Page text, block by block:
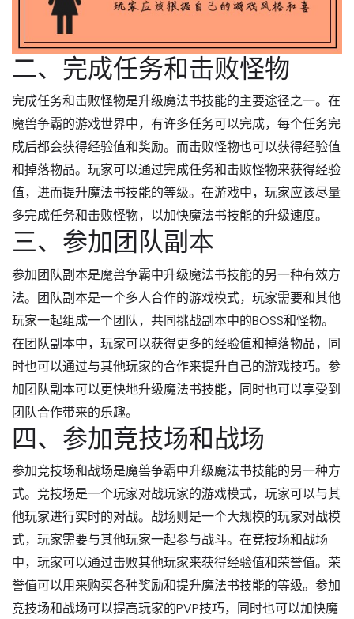
二、完成任务和击败怪物
完成任务和击败怪物是升级魔法书技能的主要途径之一。在
魔兽争霸的游戏世界中，有许多任务可以完成，每个任务完
成后都会获得经验值和奖励。而击败怪物也可以获得经验值
和掉落物品。玩家可以通过完成任务和击败怪物来获得经验
值，进而提升魔法书技能的等级。在游戏中，玩家应该尽量
多完成任务和击败怪物，以加快魔法书技能的升级速度。
三、参加团队副本
参加团队副本是魔兽争霸中升级魔法书技能的另一种有效方
法。团队副本是一个多人合作的游戏模式，玩家需要和其他
玩家一起组成一个团队，共同挑战副本中的BOSS和怪物。
在团队副本中，玩家可以获得更多的经验值和掉落物品，同
时也可以通过与其他玩家的合作来提升自己的游戏技巧。参
加团队副本可以更快地升级魔法书技能，同时也可以享受到
团队合作带来的乐趣。
四、参加竞技场和战场
参加竞技场和战场是魔兽争霸中升级魔法书技能的另一种方
式。竞技场是一个玩家对战玩家的游戏模式，玩家可以与其
他玩家进行实时的对战。战场则是一个大规模的玩家对战模
式，玩家需要与其他玩家一起参与战斗。在竞技场和战场
中，玩家可以通过击败其他玩家来获得经验值和荣誉值。荣
誉值可以用来购买各种奖励和提升魔法书技能的等级。参加
竞技场和战场可以提高玩家的PVP技巧，同时也可以加快魔